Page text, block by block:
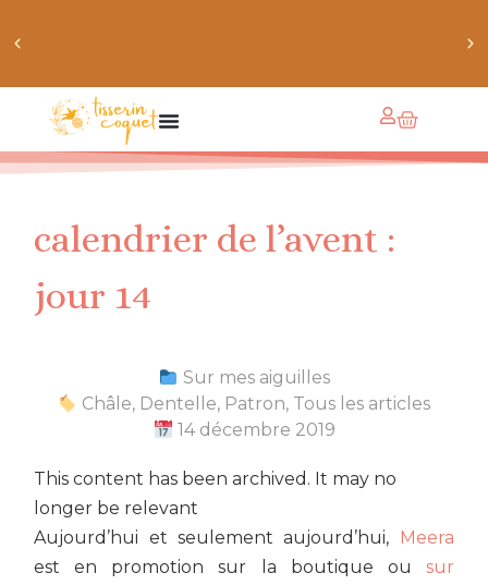
obtiens 20% de réduction sur ton prochain achat de
calendrier de l’avent :
jour 14
Sur mes aiguilles
Châle, Dentelle, Patron, Tous les articles
14 décembre 2019
This content has been archived. It may no
longer be relevant
Aujourd’hui et seulement aujourd’hui,
Meera
est en promotion sur la boutique ou sur